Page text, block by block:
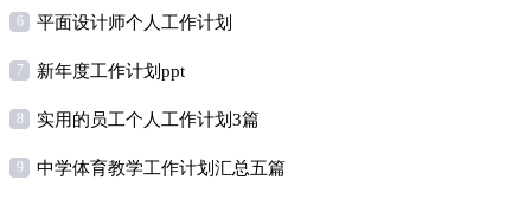
6 平面设计师个人工作计划
7 新年度工作计划ppt
8 实用的员工个人工作计划3篇
9 中学体育教学工作计划汇总五篇